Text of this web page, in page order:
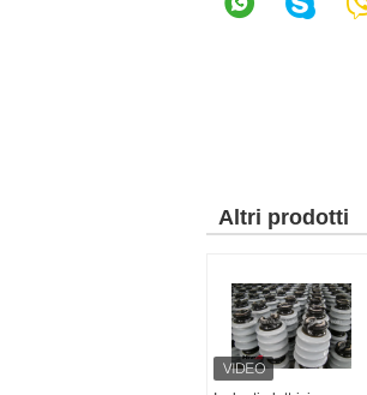
Altri prodotti